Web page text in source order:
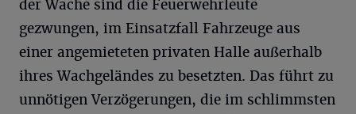
der Wache sind die Feuerwehrleute
gezwungen, im Einsatzfall Fahrzeuge aus
einer angemieteten privaten Halle außerhalb
ihres Wachgeländes zu besetzten. Das führt zu
unnötigen Verzögerungen, die im schlimmsten